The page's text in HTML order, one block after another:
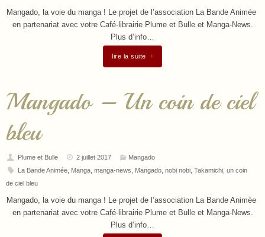
Mangado, la voie du manga ! Le projet de l’association La Bande Animée
en partenariat avec votre Café-librairie Plume et Bulle et Manga-News.
Plus d’info…
lire la suite
Mangado – Un coin de ciel
bleu
Plume et Bulle 2 juillet 2017
Mangado
La Bande Animée, Manga, manga-news Mangado, nobi nobi, Takamichi, un coin
de ciel bleu
Mangado, la voie du manga ! Le projet de l’association La Bande Animée
en partenariat avec votre Café-librairie Plume et Bulle et Manga-News.
Plus d’info…